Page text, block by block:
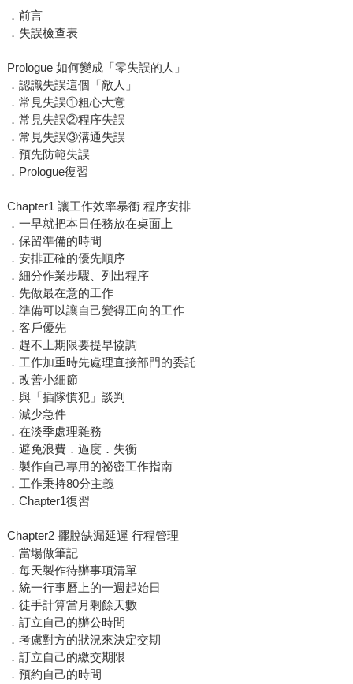
．前言
．失誤檢查表
Prologue 如何變成「零失誤的人」
．認識失誤這個「敵人」
．常見失誤①粗心大意
．常見失誤②程序失誤
．常見失誤③溝通失誤
．預先防範失誤
．Prologue復習
Chapter1 讓工作效率暴衝 程序安排
．一早就把本日任務放在桌面上
．保留準備的時間
．安排正確的優先順序
．細分作業步驟、列出程序
．先做最在意的工作
．準備可以讓自己變得正向的工作
．客戶優先
．趕不上期限要提早協調
．工作加重時先處理直接部門的委託
．改善小細節
．與「插隊慣犯」談判
．減少急件
．在淡季處理雜務
．避免浪費．過度．失衡
．製作自己專用的祕密工作指南
．工作秉持80分主義
．Chapter1復習
Chapter2 擺脫缺漏延遲 行程管理
．當場做筆記
．每天製作待辦事項清單
．統一行事曆上的一週起始日
．徒手計算當月剩餘天數
．訂立自己的辦公時間
．考慮對方的狀況來決定交期
．訂立自己的繳交期限
．預約自己的時間